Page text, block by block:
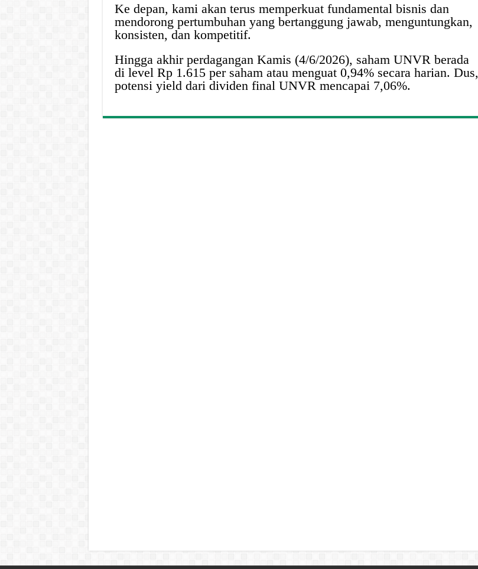
Ke depan, kami akan terus memperkuat fundamental bisnis dan
mendorong pertumbuhan yang bertanggung jawab, menguntungkan,
konsisten, dan kompetitif.
Hingga akhir perdagangan Kamis (4/6/2026), saham UNVR berada
di level Rp 1.615 per saham atau menguat 0,94% secara harian. Dus,
potensi yield dari dividen final UNVR mencapai 7,06%.